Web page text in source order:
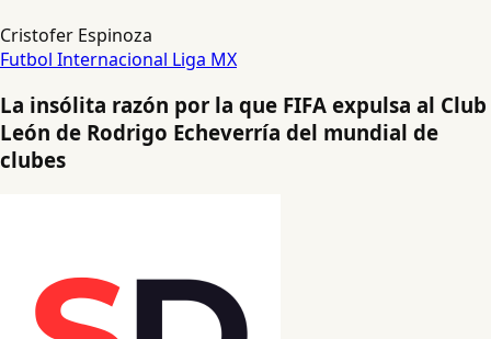
Cristofer Espinoza
Futbol Internacional Liga MX
La insólita razón por la que FIFA expulsa al Club
León de Rodrigo Echeverría del mundial de
clubes